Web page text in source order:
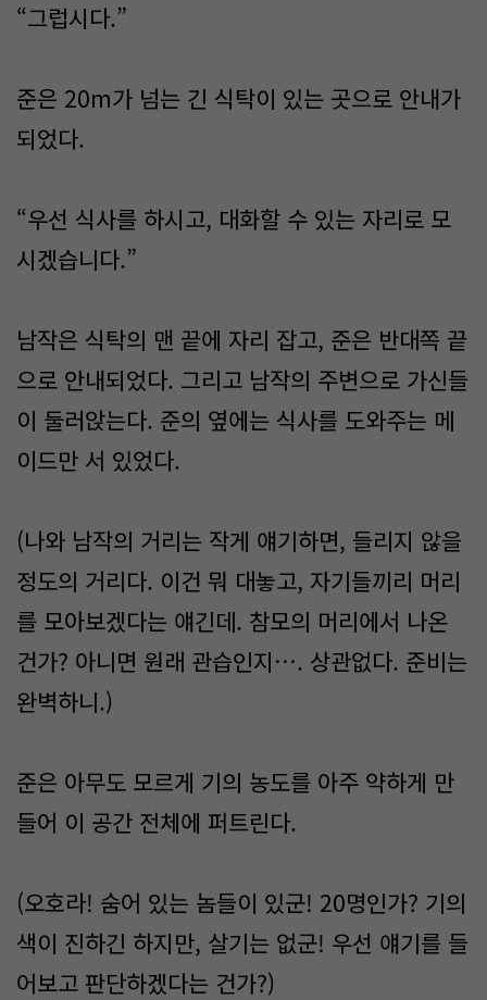
“그럽시다.”
준은 20m가 넘는 긴 식탁이 있는 곳으로 안내가
되었다.
“우선 식사를 하시고, 대화할 수 있는 자리로 모
시겠습니다.”
남작은 식탁의 맨 끝에 자리 잡고, 준은 반대쪽 끝
으로 안내되었다. 그리고 남작의 주변으로 가신들
이 둘러앉는다. 준의 옆에는 식사를 도와주는 메
이드만 서 있었다.
(나와 남작의 거리는 작게 얘기하면, 들리지 않을
정도의 거리다. 이건 뭐 대놓고, 자기들끼리 머리
를 모아보겠다는 얘긴데. 참모의 머리에서 나온
건가? 아니면 원래 관습인지…. 상관없다. 준비는
완벽하니.)
준은 아무도 모르게 기의 농도를 아주 약하게 만
들어 이 공간 전체에 퍼트린다.
(오호라! 숨어 있는 놈들이 있군! 20명인가? 기의
색이 진하긴 하지만, 살기는 없군! 우선 얘기를 들
어보고 판단하겠다는 건가?)